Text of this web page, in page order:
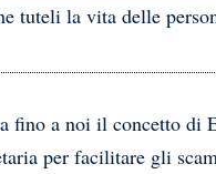
tuteli la vita delle
fino a noi il concetto di
per facilitare gli